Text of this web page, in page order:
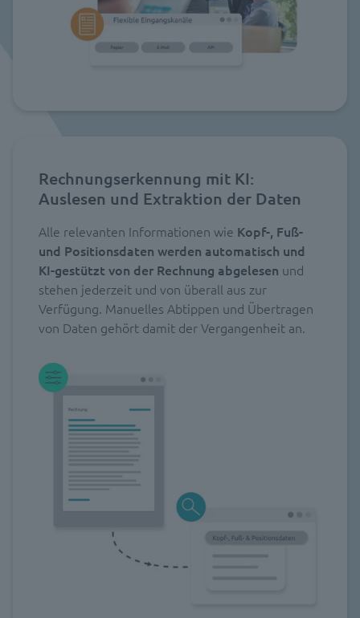
Rechnungserkennung mit KI:
Auslesen und Extraktion der Daten
Alle relevanten Informationen wie Kopf-, Fuß-
und Positionsdaten werden automatisch und
KI-gestützt von der Rechnung abgelesen und
stehen jederzeit und von überall aus zur
Verfügung. Manuelles Abtippen und Übertragen
von Daten gehört damit der Vergangenheit an.